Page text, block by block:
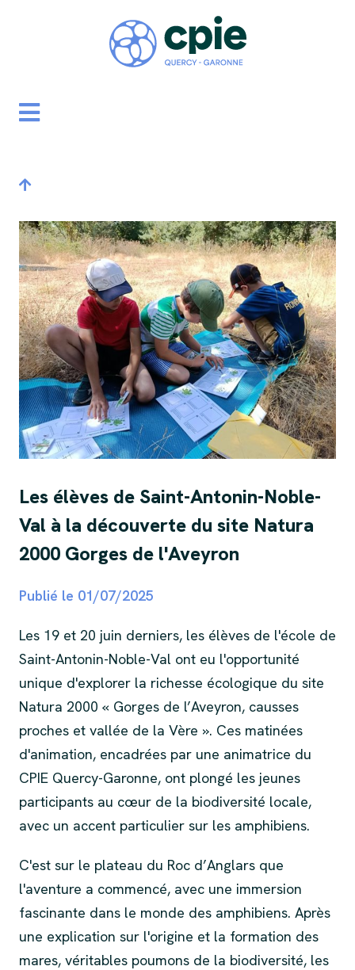
Les élèves de Saint-Antonin-Noble-
Val à la découverte du site Natura
2000 Gorges de l'Aveyron
Publié le 01/07/2025
Les 19 et 20 juin derniers, les élèves de l'école de
Saint-Antonin-Noble-Val ont eu l'opportunité
unique d'explorer la richesse écologique du site
Natura 2000 « Gorges de l’Aveyron, causses
proches et vallée de la Vère ». Ces matinées
d'animation, encadrées par une animatrice du
CPIE Quercy-Garonne, ont plongé les jeunes
participants au cœur de la biodiversité locale,
avec un accent particulier sur les amphibiens.
C'est sur le plateau du Roc d’Anglars que
l'aventure a commencé, avec une immersion
fascinante dans le monde des amphibiens. Après
une explication sur l'origine et la formation des
mares, véritables poumons de la biodiversité, les